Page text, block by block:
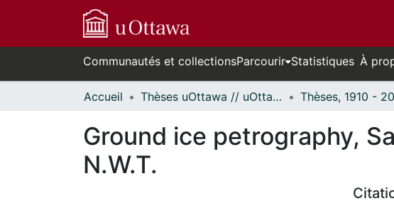
Communautés et collectionsParcourir Statistiques À
Accueil Thèses uOttawa // uOttawa Theses
Ground ice petrography,
N.W.T.